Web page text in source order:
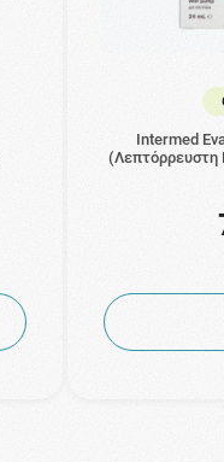
Intermed
(Λεπτόρρευστη